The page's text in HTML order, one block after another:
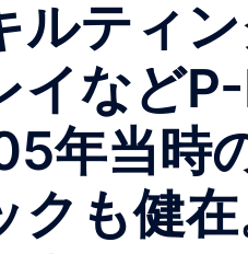
ルティ
イなど
年当時
クも健